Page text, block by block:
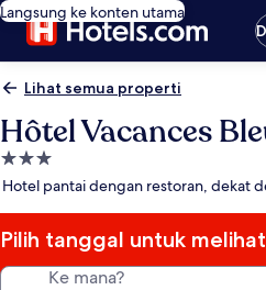
Langsung ke konten utama
Lihat semua properti
Hôtel Vacances
Properti
bintang
Hotel pantai dengan restoran, dekat
Pilih tanggal untuk
Ke mana?